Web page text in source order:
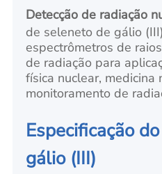
Detecção de radiação
de seleneto de gálio
espectrômetros de
de radiação para
física nuclear, medicina
monitoramento de
Especificação
gálio (III)